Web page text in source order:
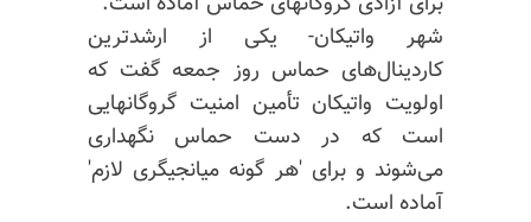
شهر واتیکان- یکی از ارشدترین
کاردینال‌های حماس روز جمعه گفت که
اولویت واتیکان تأمین امنیت گروگانهایی
است که در دست حماس نگهداری
می‌شوند و برای 'هر گونه میانجیگری لازم'
آماده است.